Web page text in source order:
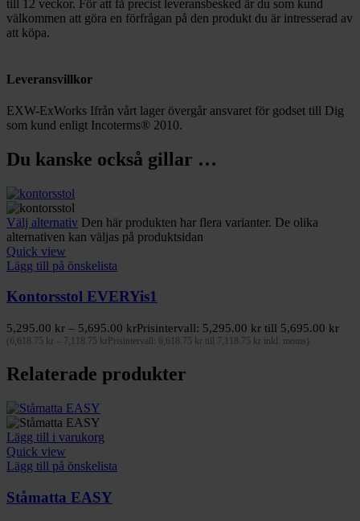
till 12 veckor. För att få precist leveransbesked är du som kund
välkommen att göra en förfrågan på den produkt du är intresserad av
att köpa.
Leveransvillkor
EXW-ExWorks Ifrån vårt lager övergår ansvaret för godset till Dig
som kund enligt Incoterms® 2010.
Du kanske också gillar …
Välj alternativ Den här produkten har flera varianter. De olika
alternativen kan väljas på produktsidan
Quick view
Lägg till på önskelista
Kontorsstol EVERYis1
5,295.00 kr – 5,695.00 krPrisintervall: 5,295.00 kr till 5,695.00 kr
6,618.75 kr 7,118.75 kr Prisintervall: 6,618.75 kr till 7,118.75 kr inkl. moms)
Relaterade produkter
Lägg till i varukorg
Quick view
Lägg till på önskelista
Ståmatta EASY